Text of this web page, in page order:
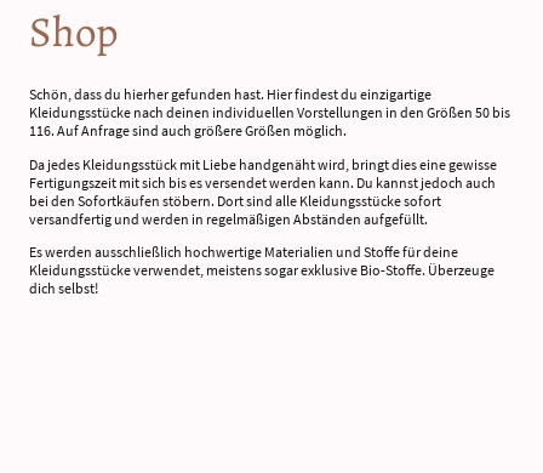
Shop
Schön, dass du hierher gefunden hast. Hier findest du einzigartige
Kleidungsstücke nach deinen individuellen Vorstellungen in den Größen 50 bis
116. Auf Anfrage sind auch größere Größen möglich.
Da jedes Kleidungsstück mit Liebe handgenäht wird, bringt dies eine gewisse
Fertigungszeit mit sich bis es versendet werden kann. Du kannst jedoch auch
bei den Sofortkäufen stöbern. Dort sind alle Kleidungsstücke sofort
versandfertig und werden in regelmäßigen Abständen aufgefüllt.
Es werden ausschließlich hochwertige Materialien und Stoffe für deine
Kleidungsstücke verwendet, meistens sogar exklusive Bio-Stoffe. Überzeuge
dich selbst!